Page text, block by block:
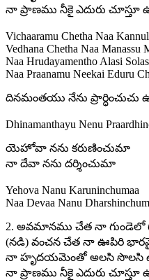
నా ప్రాణము నీకై ఎదురు చూస్తూ
Vichaaramu Chetha Naa
Vedhana Chetha Naa Manassu
Naa Hrudayamentho Alasi
Naa Praanamu Neekai Eduru
దినమంతయు నేను ప్రార్ధించుచు
Dhinamanthayu Nenu
యెహోవా నను కరుణించుమా
నా దేవా నను దర్శించుమా
Yehova Nanu Karuninchumaa
Naa Devaa Nanu
2. అవమానము చేత నా
(నడి) వంచన చేత నా ఊపిరి
నా హృదయమెంతో అలసి సొలసి
నా ప్రాణము నీకై ఎదురు చూస్తూ